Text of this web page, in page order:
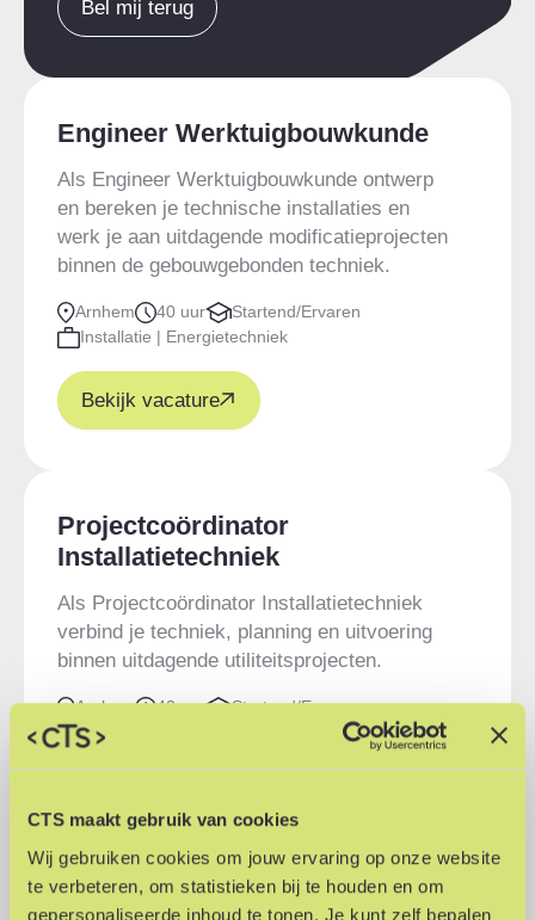
CTS maakt gebruik van cookies
Wij gebruiken cookies om jouw ervaring op onze website
te verbeteren, om statistieken bij te houden en om
gepersonaliseerde inhoud te tonen. Je kunt zelf bepalen
Bel mij terug
Engineer Werktuigbouwkunde
Als Engineer Werktuigbouwkunde ontwerp
en bereken je technische installaties en
werk je aan uitdagende modificatieprojecten
binnen de gebouwgebonden techniek.
Arnhem 40 uur
Startend/Ervaren
Installatie | Energietechniek
Bekijk vacature
Projectcoördinator
Installatietechniek
Als Projectcoördinator Installatietechniek
verbind je techniek, planning en uitvoering
binnen uitdagende utiliteitsprojecten.
Arnhem 40 uur
Startend/Ervaren
Installatie | Energietechniek